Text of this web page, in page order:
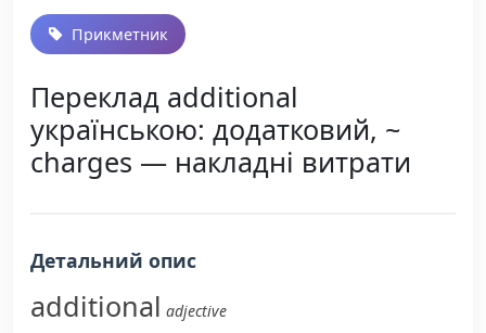
Прикметник
Переклад additional
українською: додатковий, ~
charges — накладні витрати
Детальний опис
additional adjective